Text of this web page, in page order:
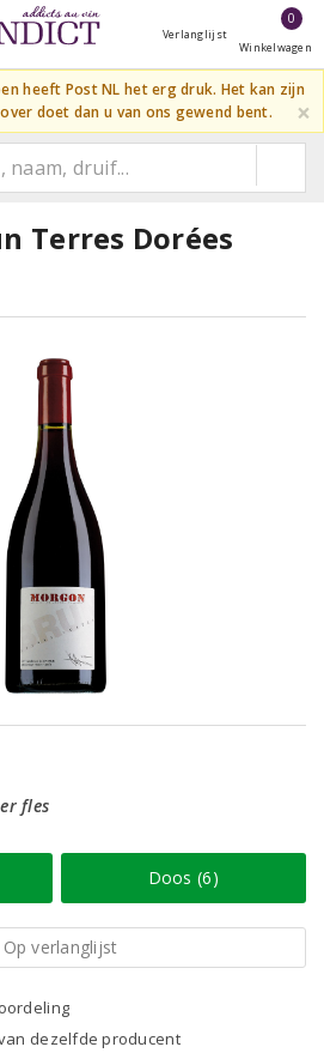
Verlanglijst
0
Winkelwagen
heeft Post NL het erg druk. Het kan zijn
doet dan u van ons gewend bent.
×
Terres Dorées
fles
Doos (6)
Op verlanglijst
dezelfde producent